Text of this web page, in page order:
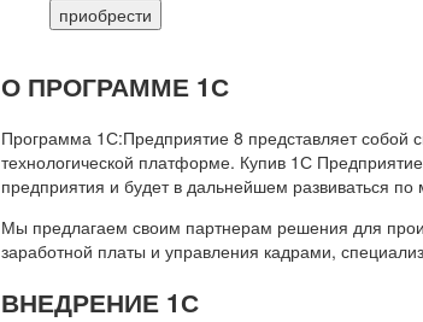
приобрести
О ПРОГРАММЕ 1С
Программа 1С:Предприятие 8 представляет
технологической платформе. Купив 1С
предприятия и будет в дальнейшем развиваться
Мы предлагаем своим партнерам решения для
заработной платы и управления кадрами,
ВНЕДРЕНИЕ 1С